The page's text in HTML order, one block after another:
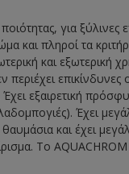
για ξύλινες
και πληροί τα
και εξωτερική
εξαιρετική
Έχει
και έχει
Το AQUACHROM